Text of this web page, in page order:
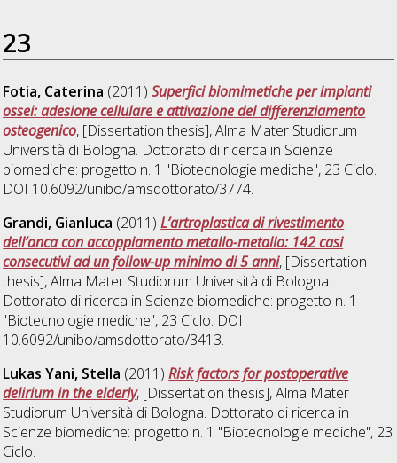
23
Fotia, Caterina (2011)Superfici biomimetiche per impianti
ossei: adesione cellulare e attivazione del differenziamento
osteogenico, [Dissertation thesis], Alma Mater Studiorum
Università di Bologna. Dottorato di ricerca in Scienze
biomediche: progetto n. 1 "Biotecnologie mediche", 23 Ciclo.
DOI 10.6092/unibo/amsdottorato/3774.
Grandi, Gianluca (2011)L’artroplastica di rivestimento
dell’anca con accoppiamento metallo-metallo: 142 casi
consecutivi ad un follow-up minimo di 5 anni, [Dissertation
thesis], Alma Mater Studiorum Università di Bologna.
Dottorato di ricerca in Scienze biomediche: progetto n. 1
"Biotecnologie mediche", 23 Ciclo. DOI
10.6092/unibo/amsdottorato/3413.
Lukas Yani, Stella (2011)Risk factors for postoperative
delirium in the elderly, [Dissertation thesis], Alma Mater
Studiorum Università di Bologna. Dottorato di ricerca in
Scienze biomediche: progetto n. 1 "Biotecnologie mediche", 23
Ciclo.